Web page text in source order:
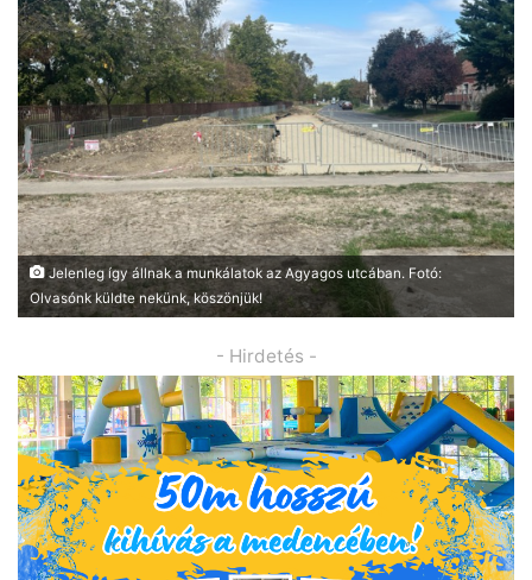
Jelenleg így állnak a munkálatok az Agyagos utcában. Fotó:
Olvasónk küldte nekünk, köszönjük!
- Hirdetés -